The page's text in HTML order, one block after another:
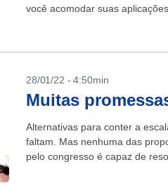
você acomodar suas
28/01/22 - 4:50min
Muitas
Alternativas para conter a
faltam. Mas nenhuma das
pelo congresso é capaz de